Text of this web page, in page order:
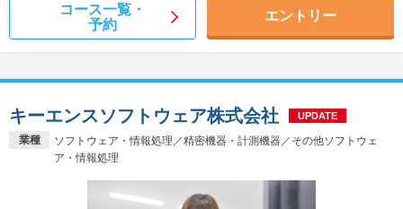
コース一覧・
予約
エントリー
業種
ソフトウェア・情報処理／精密機器・計測機器／その他ソフトウェ
ア・情報処理
キーエンスソフトウェア株式会社 UPDATE